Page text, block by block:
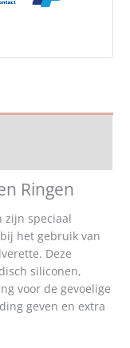
Ringen
zijn speciaal
het gebruik van
Deze
siliconen,
voor de gevoelige
geven en extra